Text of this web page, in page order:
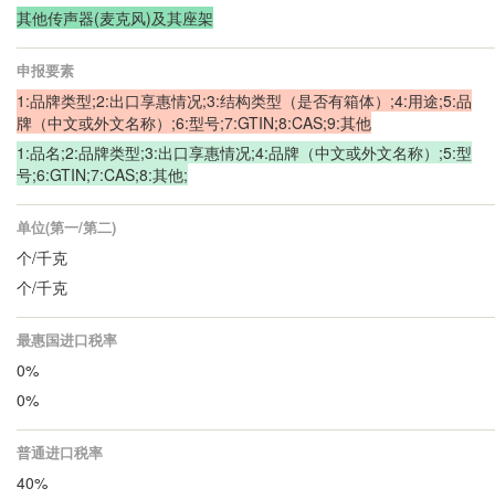
其他传声器(麦克风)及其座架
申报要素
1:品牌类型;2:出口享惠情况;3:结构类型（是否有箱体）;4:用途;5:品
牌（中文或外文名称）;6:型号;7:GTIN;8:CAS;9:其他
1:品名;2:品牌类型;3:出口享惠情况;4:品牌（中文或外文名称）;5:型
号;6:GTIN;7:CAS;8:其他;
单位(第一/第二)
个/千克
个/千克
最惠国进口税率
0%
0%
普通进口税率
40%